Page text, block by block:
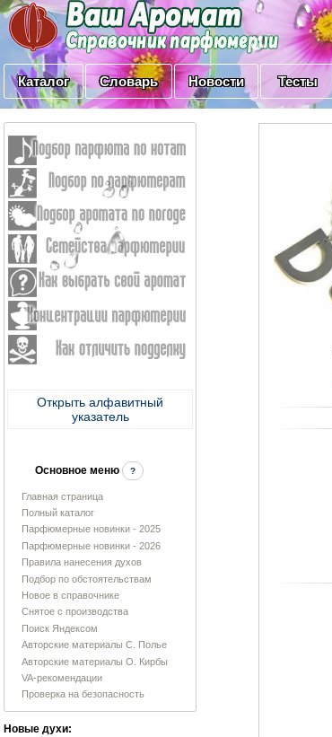
Каталог Словарь Новости Тесты
Открыть алфавитный
указатель
Основное меню ?
Главная страница
Полный каталог
Парфюмерные новинки - 2025
Парфюмерные новинки - 2026
Правила нанесения духов
Подбор по обстоятельствам
Новое в справочнике
Снятое с производства
Поиск Яндексом
Авторские материалы С. Полье
Авторские материалы О. Кирбы
VA-рекомендации
Проверка на безопасность
Новые духи: